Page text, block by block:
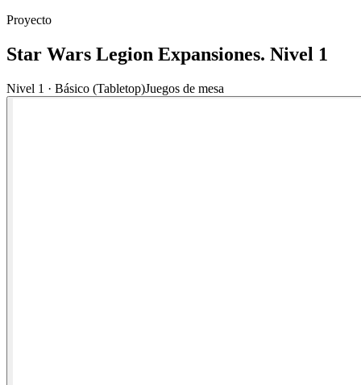
Proyecto
Star Wars Legion Expansiones. Nivel 1
Nivel 1 · Básico (Tabletop)Juegos de mesa